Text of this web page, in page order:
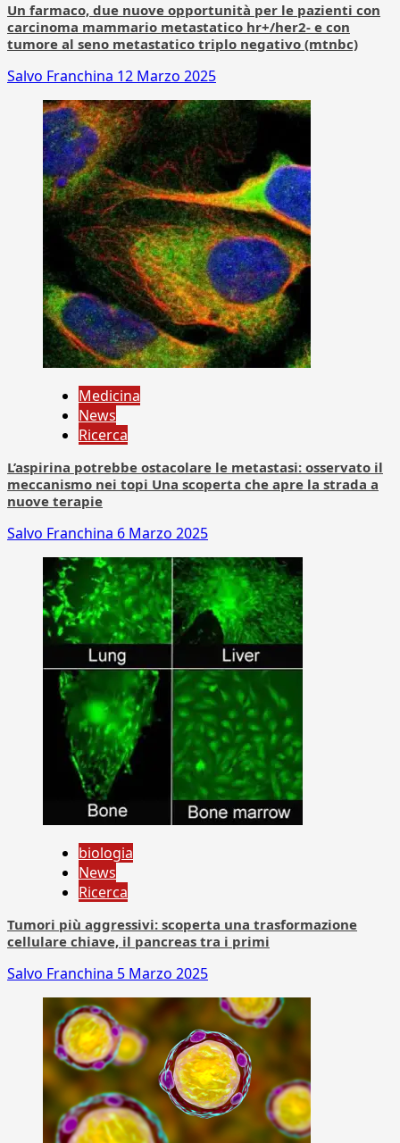
Un farmaco, due nuove opportunità per le pazienti con
carcinoma mammario metastatico hr+/her2- e con
tumore al seno metastatico triplo negativo (mtnbc)
Salvo Franchina 12 Marzo 2025
Medicina
News
Ricerca
L’aspirina potrebbe ostacolare le metastasi: osservato il
meccanismo nei topi Una scoperta che apre la strada a
nuove terapie
Salvo Franchina 6 Marzo 2025
biologia
News
Ricerca
Tumori più aggressivi: scoperta una trasformazione
cellulare chiave, il pancreas tra i primi
Salvo Franchina 5 Marzo 2025